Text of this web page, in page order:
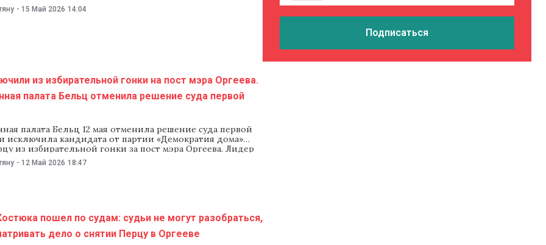
иск партии «Демократия дома» и оставила в силе
палаты Бельц. Ранее Апелляционная палата
- 15 Май 2026 14:04
из избирательной гонки на пост мэра Оргеева.
палата Бельц отменила решение суда первой
палата Бельц 12 мая отменила решение суда первой
исключила кандидата от партии «Демократия дома»
из избирательной гонки за пост мэра Оргеева. Лидер
дома» Василе Костюк сказал, что обжалует это
судебной палате (ВСП). Апелляционная палата
- 12 Май 2026 18:47
пошел по судам: судьи не могут разобраться,
дело о снятии Перцу в Оргееве